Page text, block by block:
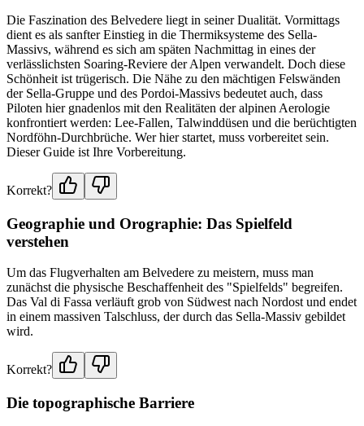
Die Faszination des Belvedere liegt in seiner Dualität. Vormittags
dient es als sanfter Einstieg in die Thermiksysteme des Sella-
Massivs, während es sich am späten Nachmittag in eines der
verlässlichsten Soaring-Reviere der Alpen verwandelt. Doch diese
Schönheit ist trügerisch. Die Nähe zu den mächtigen Felswänden
der Sella-Gruppe und des Pordoi-Massivs bedeutet auch, dass
Piloten hier gnadenlos mit den Realitäten der alpinen Aerologie
konfrontiert werden: Lee-Fallen, Talwinddüsen und die berüchtigten
Nordföhn-Durchbrüche. Wer hier startet, muss vorbereitet sein.
Dieser Guide ist Ihre Vorbereitung.
Korrekt?
Geographie und Orographie: Das Spielfeld
verstehen
Um das Flugverhalten am Belvedere zu meistern, muss man
zunächst die physische Beschaffenheit des "Spielfelds" begreifen.
Das Val di Fassa verläuft grob von Südwest nach Nordost und endet
in einem massiven Talschluss, der durch das Sella-Massiv gebildet
wird.
Korrekt?
Die topographische Barriere